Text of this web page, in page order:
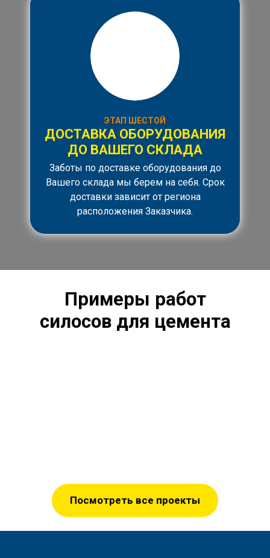
ЭТАП ШЕСТОЙ
ДОСТАВКА ОБОРУДОВАНИЯ
ДО ВАШЕГО СКЛАДА
Заботы по доставке оборудования до
Вашего склада мы берем на себя. Срок
доставки зависит от региона
расположения Заказчика.
Примеры работ
силосов для цемента
Посмотреть все проекты